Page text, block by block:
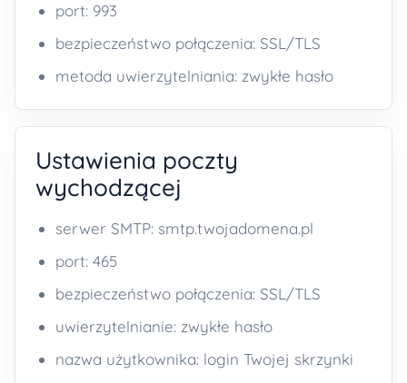
port: 993
bezpieczeństwo połączenia: SSL/TLS
metoda uwierzytelniania: zwykłe hasło
Ustawienia poczty
wychodzącej
serwer SMTP: smtp.twojadomena.pl
port: 465
bezpieczeństwo połączenia: SSL/TLS
uwierzytelnianie: zwykłe hasło
nazwa użytkownika: login Twojej skrzynki